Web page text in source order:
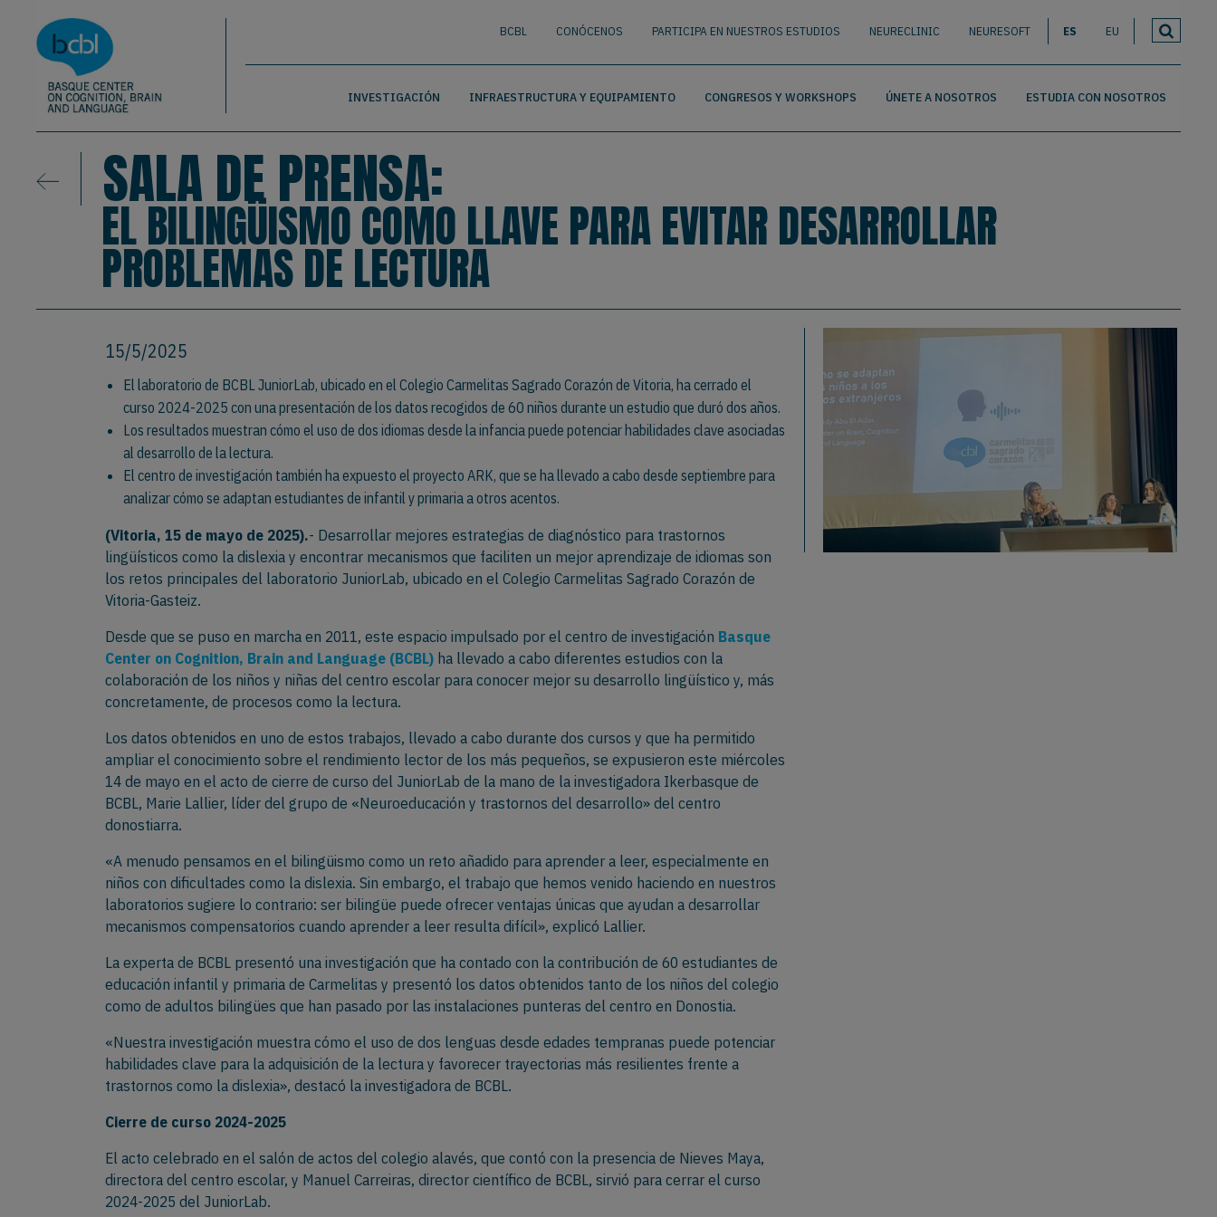
Basque Center on Cognition, Brain & Language
BCBL CONÓCENOS PARTICIPA EN NUESTROS ESTUDIOS NEURECLINIC NEURESOFT ES EU
INVESTIGACIÓN INFRAESTRUCTURA Y EQUIPAMIENTO CONGRESOS Y WORKSHOPS ÚNETE A NOSOTROS ESTUDIA CON NOSOTROS
SALA DE PRENSA:
EL BILINGÜISMO COMO LLAVE PARA EVITAR DESARROLLAR
PROBLEMAS DE LECTURA
15/5/2025
El laboratorio de BCBL JuniorLab, ubicado en el Colegio Carmelitas Sagrado Corazón de Vitoria, ha cerrado el
curso 2024-2025 con una presentación de los datos recogidos de 60 niños durante un estudio que duró dos años.
Los resultados muestran cómo el uso de dos idiomas desde la infancia puede potenciar habilidades clave asociadas
al desarrollo de la lectura.
El centro de investigación también ha expuesto el proyecto ARK, que se ha llevado a cabo desde septiembre para
analizar cómo se adaptan estudiantes de infantil y primaria a otros acentos.
(Vitoria, 15 de mayo de 2025).- Desarrollar mejores estrategias de diagnóstico para trastornos
lingüísticos como la dislexia y encontrar mecanismos que faciliten un mejor aprendizaje de idiomas son
los retos principales del laboratorio JuniorLab, ubicado en el Colegio Carmelitas Sagrado Corazón de
Vitoria-Gasteiz.
Desde que se puso en marcha en 2011, este espacio impulsado por el centro de investigación Basque
Center on Cognition, Brain and Language (BCBL) ha llevado a cabo diferentes estudios con la
colaboración de los niños y niñas del centro escolar para conocer mejor su desarrollo lingüístico y, más
concretamente, de procesos como la lectura.
Los datos obtenidos en uno de estos trabajos, llevado a cabo durante dos cursos y que ha permitido
ampliar el conocimiento sobre el rendimiento lector de los más pequeños, se expusieron este miércoles
14 de mayo en el acto de cierre de curso del JuniorLab de la mano de la investigadora Ikerbasque de
BCBL, Marie Lallier, líder del grupo de «Neuroeducación y trastornos del desarrollo» del centro
donostiarra.
«A menudo pensamos en el bilingüismo como un reto añadido para aprender a leer, especialmente en
niños con dificultades como la dislexia. Sin embargo, el trabajo que hemos venido haciendo en nuestros
laboratorios sugiere lo contrario: ser bilingüe puede ofrecer ventajas únicas que ayudan a desarrollar
mecanismos compensatorios cuando aprender a leer resulta difícil», explicó Lallier.
La experta de BCBL presentó una investigación que ha contado con la contribución de 60 estudiantes de
educación infantil y primaria de Carmelitas y presentó los datos obtenidos tanto de los niños del colegio
como de adultos bilingües que han pasado por las instalaciones punteras del centro en Donostia.
«Nuestra investigación muestra cómo el uso de dos lenguas desde edades tempranas puede potenciar
habilidades clave para la adquisición de la lectura y favorecer trayectorias más resilientes frente a
trastornos como la dislexia», destacó la investigadora de BCBL.
Cierre de curso 2024-2025
El acto celebrado en el salón de actos del colegio alavés, que contó con la presencia de Nieves Maya,
directora del centro escolar, y Manuel Carreiras, director científico de BCBL, sirvió para cerrar el curso
2024-2025 del JuniorLab.